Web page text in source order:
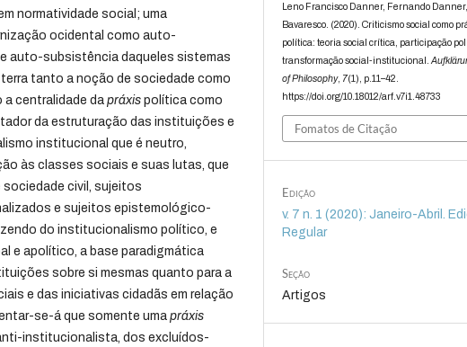
normatividade social; uma
ocidental como auto-
auto-subsistência daqueles sistemas
tanto a noção de sociedade como
centralidade dapráxis política como
da estruturação das instituições e
institucional que é neutro,
às classes sociais e suas lutas, que
civil, sujeitos
e sujeitos epistemológico-
do institucionalismo político, e
e apolítico, a base paradigmática
sobre si mesmas quanto para a
e das iniciativas cidadãs em relação
se-á que somente umapráxis
institucionalista, dos excluídos-
Leno Francisco Danner, Fernando
Bavaresco. (2020). Criticismo social como
política: teoria social crítica, participação
transformação social-institucional.
of Philosophy, 7(1), p.11–42.
https://doi.org/10.18012/arf.v7i1.48733
Fomatos de Citação
Edição
v. 7 n. 1 (2020): Janeiro-Abril.
Regular
Seção
Artigos